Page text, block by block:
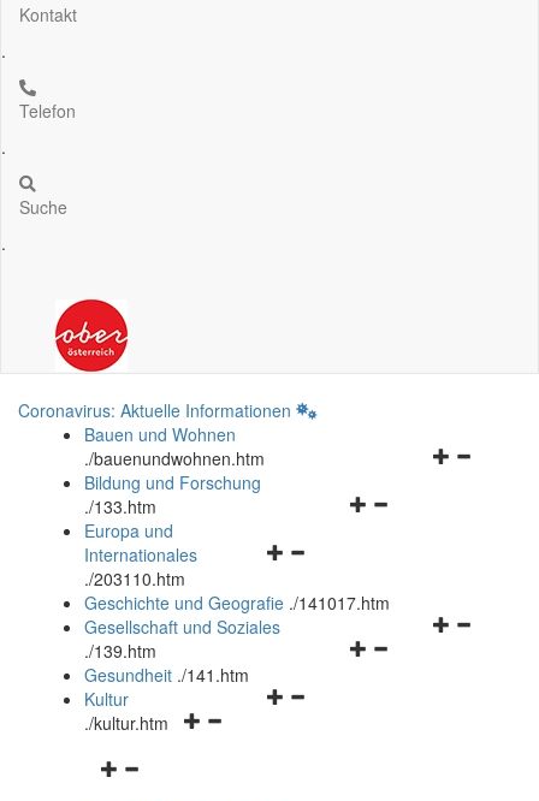
Kontakt
.
Telefon
.
Suche
.
Coronavirus: Aktuelle Informationen
Bauen und Wohnen
./bauenundwohnen.htm
Navigationsmenü
Bildung und Forschung
./133.htm
Navigationsmenü
und
schließen
Europa und
Internationales
./203110.htm
Geschichte und Geografie ./141017.htm
Navigationsmenü
Gesellschaft und Soziales
./139.htm
Navigationsmenü
Gesundheit ./141.htm
Navigationsmenü
Kultur
./kultur.htm
Navigationsmenü